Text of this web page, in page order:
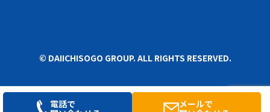
電話で
メールで
© DAIICHISOGO GROUP. ALL RIGHTS RESERVED.